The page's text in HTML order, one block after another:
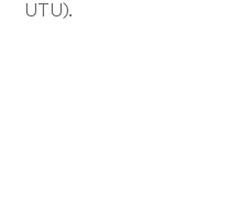
UTU).